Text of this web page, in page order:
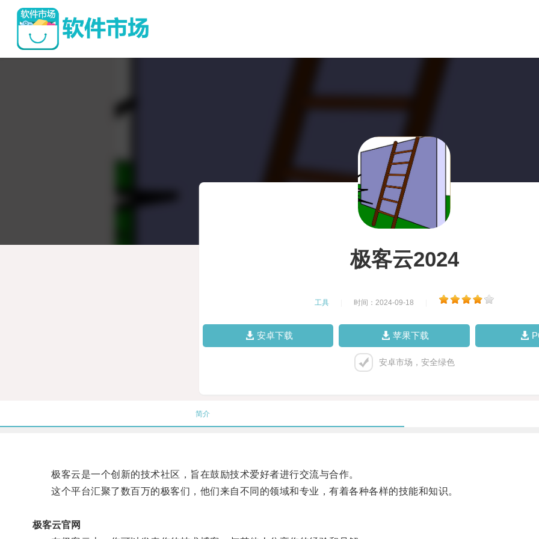
极客云2024
工具 时间：2024-09-18
安卓下载 苹果下载
安卓市场，安全绿色
简介
极客云是一个创新的技术社区，旨在鼓励技术爱好者进行交流与合作。
这个平台汇聚了数百万的极客们，他们来自不同的领域和专业，有着各种各样的技能和知识。
极客云官网